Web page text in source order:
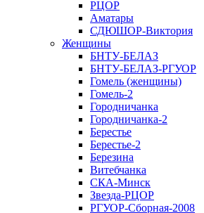
РЦОР
Аматары
СДЮШОР-Виктория
Женщины
БНТУ-БЕЛАЗ
БНТУ-БЕЛАЗ-РГУОР
Гомель (женщины)
Гомель-2
Городничанка
Городничанка-2
Берестье
Берестье-2
Березина
Витебчанка
СКА-Минск
Звезда-РЦОР
РГУОР-Сборная-2008